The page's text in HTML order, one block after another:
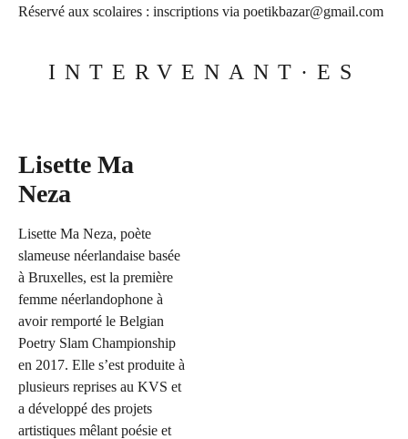
Réservé aux scolaires : inscriptions via poetikbazar@gmail.com
INTERVENANT·ES
Lisette Ma
Neza
Lisette Ma Neza, poète
slameuse néerlandaise basée
à Bruxelles, est la première
femme néerlandophone à
avoir remporté le Belgian
Poetry Slam Championship
en 2017. Elle s’est produite à
plusieurs reprises au KVS et
a développé des projets
artistiques mêlant poésie et